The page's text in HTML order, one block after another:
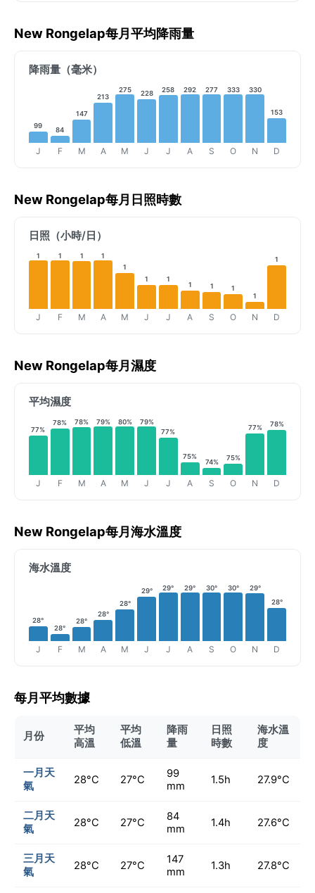
New Rongelap每月平均降雨量
降雨量（毫米）
99
J
84
F
147
M
213
A
275
M
228
J
258
J
292
A
277
S
333
O
330
N
153
D
New Rongelap每月日照時數
日照（小時/日）
1
J
1
F
1
M
1
A
1
M
1
J
1
J
1
A
1
S
1
O
1
N
1
D
New Rongelap每月濕度
平均濕度
77%
J
78%
F
78%
M
79%
A
80%
M
79%
J
77%
J
75%
A
74%
S
75%
O
77%
N
78%
D
New Rongelap每月海水溫度
海水溫度
28°
J
28°
F
28°
M
28°
A
28°
M
29°
J
29°
J
29°
A
30°
S
30°
O
29°
N
28°
D
每月平均數據
月份
平均
高溫
平均
低溫
降雨
量
日照
時數
海水溫
度
一月天
氣
28°C 27°C
99
mm
1.5h 27.9°C
二月天
氣
28°C 27°C
84
mm
1.4h 27.6°C
三月天
氣
28°C 27°C
147
mm
1.3h 27.8°C